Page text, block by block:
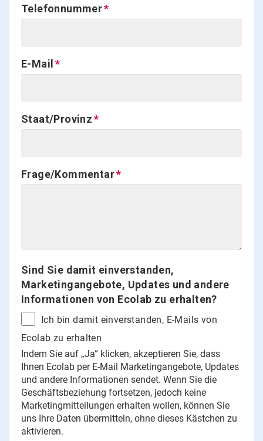
Telefonnummer
E-Mail
Staat/Provinz
Frage/Kommentar
Sind Sie damit einverstanden,
Marketingangebote, Updates und andere
Informationen von Ecolab zu erhalten?
Ich bin damit einverstanden, E-Mails von
Ecolab zu erhalten
Indem Sie auf „Ja“ klicken, akzeptieren Sie, dass
Ihnen Ecolab per E-Mail Marketingangebote, Updates
und andere Informationen sendet. Wenn Sie die
Geschäftsbeziehung fortsetzen, jedoch keine
Marketingmitteilungen erhalten wollen, können Sie
uns Ihre Daten übermitteln, ohne dieses Kästchen zu
aktivieren.